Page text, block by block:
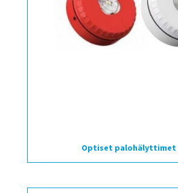
Optiset palohälyttimet